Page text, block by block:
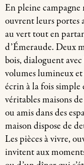
En pleine
ouvrent leurs portes
au vert tout en
d’Émeraude. Deux
bois, dialoguent
volumes lumineux
écrin à la fois simple
véritables maisons
ou amis dans des
maison dispose de
Les pièces à vivre,
invitent aux